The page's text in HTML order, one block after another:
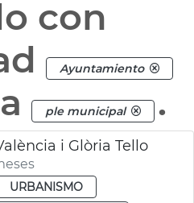
con
Ayuntamiento
ple municipal .
i Glòria Tello
URBANISMO